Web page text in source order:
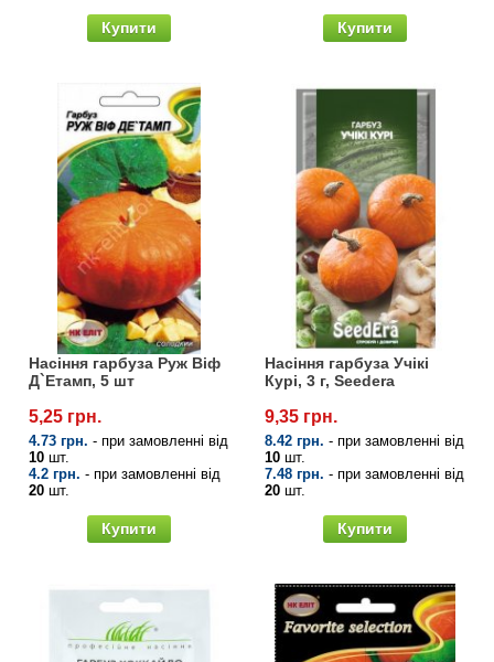
Купити Купити
Насіння гарбуза Руж Віф
Д`Етамп, 5 шт
5,25 грн.
4.73 грн. - при замовленні від
10 шт.
4.2 грн. - при замовленні від
20 шт.
Купити
Насіння гарбуза Учікі
Курі, 3 г, Seedera
9,35 грн.
8.42 грн. - при замовленні від
10 шт.
7.48 грн. - при замовленні від
20 шт.
Купити